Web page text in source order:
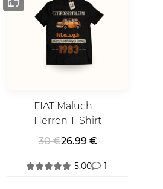
FIAT Maluch
Herren T-Shirt
30 €26.99 €
5.00 1